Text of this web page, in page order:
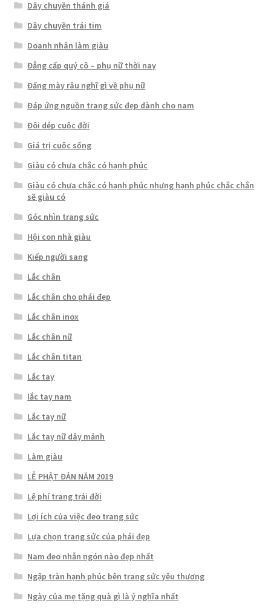
Dây chuyền thánh giá
Dây chuyền trái tim
Doanh nhân làm giàu
Đẳng cấp quý cô – phụ nữ thời nay
Đấng mày râu nghĩ gì về phụ nữ
Đáp ứng nguồn trang sức đẹp dành cho nam
Đôi dép cuộc đời
Giá trị cuộc sống
Giàu có chưa chắc có hạnh phúc
Giàu có chưa chắc có hạnh phúc nhưng hạnh phúc chắc chắn
sẽ giàu có
Góc nhìn trang sức
Hội con nhà giàu
Kiếp người sang
Lắc chân
Lắc chân cho phái đẹp
Lắc chân inox
Lắc chân nữ
Lắc chân titan
Lắc tay
lắc tay nam
Lắc tay nữ
Lắc tay nữ dây mảnh
Làm giàu
LỄ PHẬT ĐẢN NĂM 2019
Lệ phí trang trải đời
Lợi ích của việc đeo trang sức
Lựa chọn trang sức của phái đẹp
Nam đeo nhẫn ngón nào đẹp nhất
Ngập tràn hạnh phúc bên trang sức yêu thương
Ngày của mẹ tặng quà gì là ý nghĩa nhất